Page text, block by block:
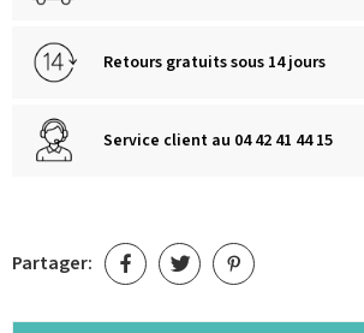
Retours gratuits sous 14 jours
Service client au 04 42 41 44 15
Partager: